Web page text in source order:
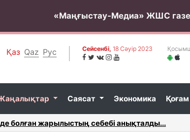
«Маңғыстау-Медиа» ЖШС
Қаз Qaz Рус Сейсенбi, 18 Сәуір 2023
Саясат Экономика Қоғам
ереуілге шыққан жаңаөзендіктер туралы